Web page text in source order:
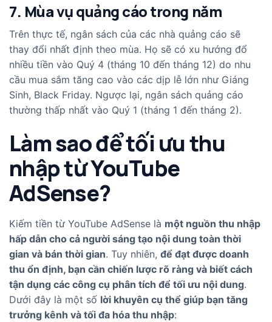
7. Mùa vụ quảng cáo trong năm
Trên thực tế, ngân sách của các nhà quảng cáo sẽ
thay đổi nhất định theo mùa. Họ sẽ có xu hướng đổ
nhiều tiền vào Quý 4 (tháng 10 đến tháng 12) do nhu
cầu mua sắm tăng cao vào các dịp lễ lớn như Giáng
Sinh, Black Friday. Ngược lại, ngân sách quảng cáo
thường thấp nhất vào Quý 1 (tháng 1 đến tháng 2).
Làm sao để tối ưu thu
nhập từ YouTube
AdSense?
Kiếm tiền từ YouTube AdSense là một nguồn thu nhập
hấp dẫn cho cả người sáng tạo nội dung toàn thời
gian và bán thời gian. Tuy nhiên, để đạt được doanh
thu ổn định, bạn cần chiến lược rõ ràng và biết cách
tận dụng các công cụ phân tích để tối ưu nội dung.
Dưới đây là một số lời khuyên cụ thể giúp bạn tăng
trưởng kênh và tối đa hóa thu nhập: